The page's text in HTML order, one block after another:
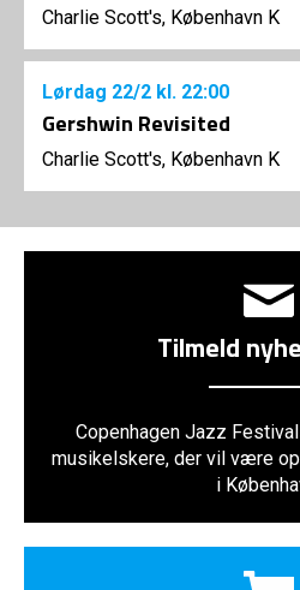
Charlie Scott's, København K
Lørdag 22/2 kl. 22:00
Gershwin Revisited
Charlie Scott's, København K
Tilmeld
Copenhagen Jazz
musikelskere, der vil være
i